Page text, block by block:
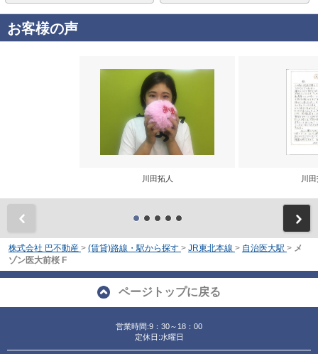
お客様の声
川田拓人 川
株式会社 巴不動産 > (賃貸)路線・駅から探す > JR東北本線 > 自治医大駅 > メ
ゾン医大前桜 F
ページトップに戻る
営業時間:9：30～18：00
定休日:水曜日